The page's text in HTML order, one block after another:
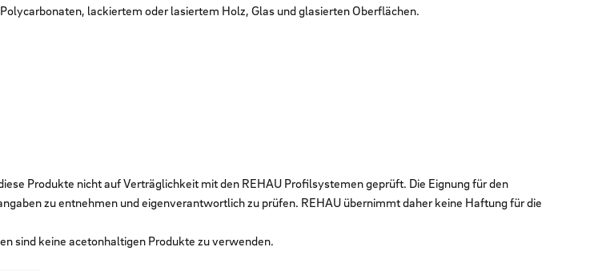
lackiertem oder lasiertem Holz, Glas und glasierten Oberflächen.
Produkte nicht auf Verträglichkeit mit den REHAU Profilsystemen geprüft. Die Eignung für den
zu entnehmen und eigenverantwortlich zu prüfen. REHAU übernimmt daher keine Haftung für die
sind keine acetonhaltigen Produkte zu verwenden.